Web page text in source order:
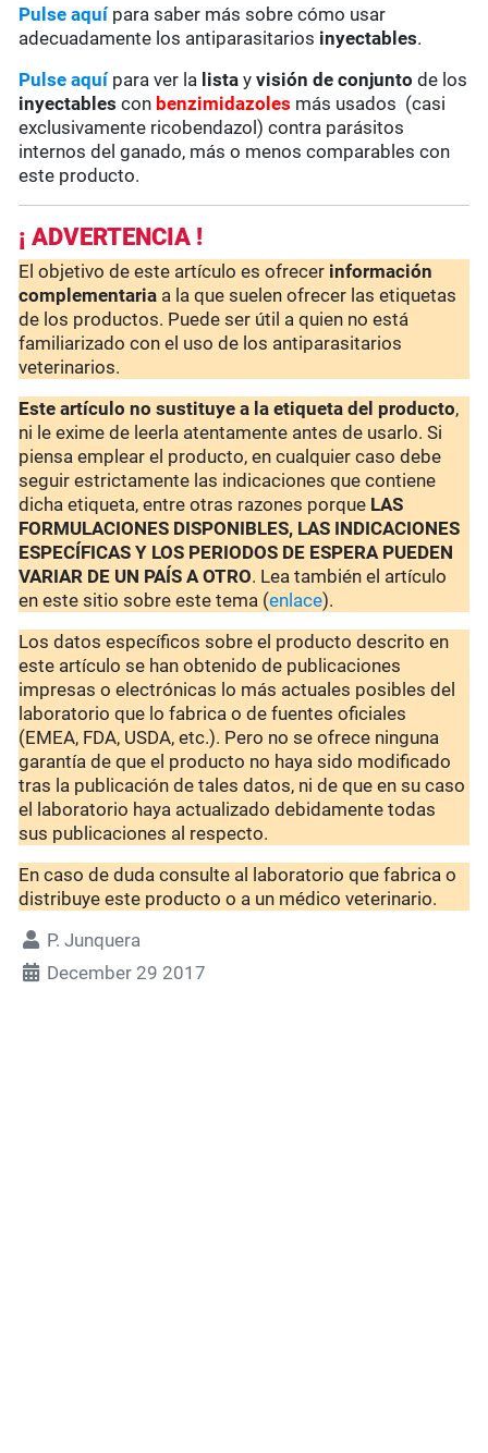
Pulse aquípara saber más sobre cómo usar
adecuadamente los antiparasitarios inyectables.
Pulse aquí para ver la lista yvisión de conjunto de los
inyectables con benzimidazoles más usados (casi
exclusivamente ricobendazol) contra parásitos
internos del ganado, más o menos comparables con
este producto.
¡ ADVERTENCIA !
El objetivo de este artículo es ofrecer información
complementaria a la que suelen ofrecer las etiquetas
de los productos. Puede ser útil a quien no está
familiarizado con el uso de los antiparasitarios
veterinarios.
Este artículo no sustituye a la etiqueta del producto,
ni le exime de leerla atentamente antes de usarlo. Si
piensa emplear el producto, en cualquier caso debe
seguir estrictamente las indicaciones que contiene
dicha etiqueta, entre otras razones porque LAS
FORMULACIONES DISPONIBLES, LAS INDICACIONES
ESPECÍFICAS Y LOS PERIODOS DE ESPERA PUEDEN
VARIAR DE UN PAÍS A OTRO. Lea también el artículo
en este sitio sobre este tema (enlace).
Los datos específicos sobre el producto descrito en
este artículo se han obtenido de publicaciones
impresas o electrónicas lo más actuales posibles del
laboratorio que lo fabrica o de fuentes oficiales
(EMEA, FDA, USDA, etc.). Pero no se ofrece ninguna
garantía de que el producto no haya sido modificado
tras la publicación de tales datos, ni de que en su caso
el laboratorio haya actualizado debidamente todas
sus publicaciones al respecto.
En caso de duda consulte al laboratorio que fabrica o
distribuye este producto o a un médico veterinario.
P. Junquera
December 29 2017